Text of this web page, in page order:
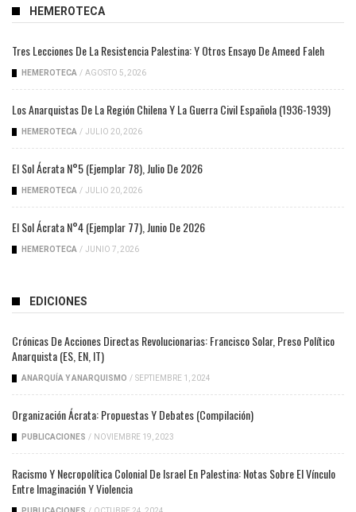
HEMEROTECA
Tres Lecciones De La Resistencia Palestina: Y Otros Ensayo De Ameed Faleh
HEMEROTECA / AGOSTO 5, 2026
Los Anarquistas De La Región Chilena Y La Guerra Civil Española (1936-1939)
HEMEROTECA / JULIO 20, 2026
El Sol Ácrata N°5 (ejemplar 78), Julio De 2026
HEMEROTECA / JULIO 20, 2026
El Sol Ácrata N°4 (ejemplar 77), Junio De 2026
HEMEROTECA / JUNIO 7, 2026
EDICIONES
Crónicas De Acciones Directas Revolucionarias: Francisco Solar, Preso Político
Anarquista (ES, EN, IT)
ANARQUÍA Y ANARQUISMO / SEPTIEMBRE 1, 2024
Organización Ácrata: Propuestas Y Debates (compilación)
PUBLICACIONES / NOVIEMBRE 19, 2023
Racismo Y Necropolítica Colonial De Israel En Palestina: Notas Sobre El Vínculo
Entre Imaginación Y Violencia